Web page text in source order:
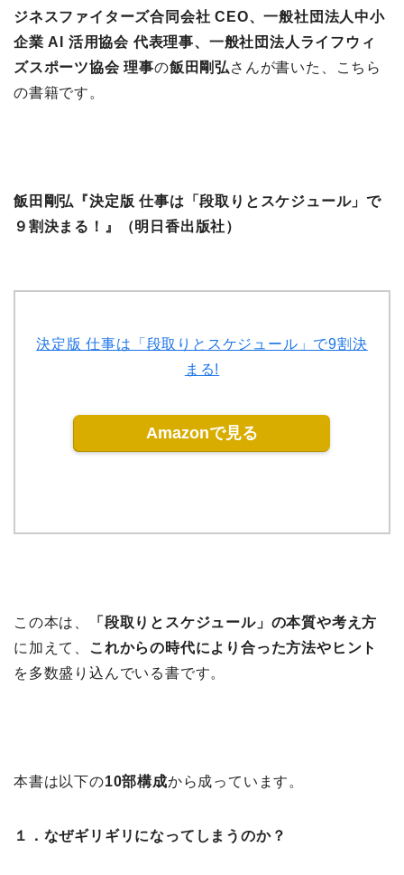
ジネスファイターズ合同会社 CEO、一般社団法人中小
企業 AI 活用協会 代表理事、一般社団法人ライフウィ
ズスポーツ協会 理事の飯田剛弘さんが書いた、こちら
の書籍です。
飯田剛弘『決定版 仕事は「段取りとスケジュール」で
９割決まる！』（明日香出版社）
決定版 仕事は「段取りとスケジュール」で9割決
まる!
Amazonで見る
この本は、
「段取りとスケジュール」の本質や考え方
に加えて、
これからの時代により合った方法やヒント
を多数盛り込んでいる書です。
本書は以下の10部構成から成っています。
１．なぜギリギリになってしまうのか？